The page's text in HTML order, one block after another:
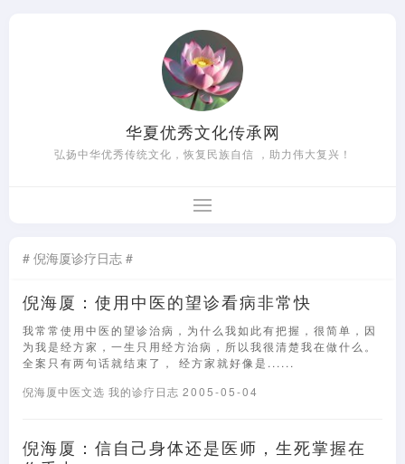
华夏优秀文化传承网
弘扬中华优秀传统文化，恢复民族自信 ，助力伟大复兴！
# 倪海厦诊疗日志 #
倪海厦：使用中医的望诊看病非常快
我常常使用中医的望诊治病，为什么我如此有把握，很简单，因
为我是经方家，一生只用经方治病，所以我很清楚我在做什么。
全案只有两句话就结束了， 经方家就好像是......
倪海厦中医文选 我的诊疗日志 2005-05-04
倪海厦：信自己身体还是医师，生死掌握在